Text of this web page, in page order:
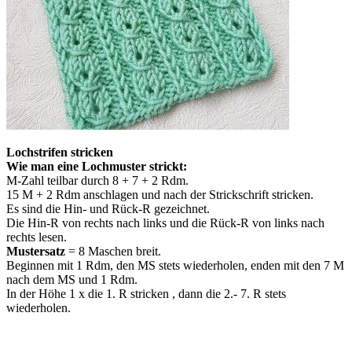
Lochstrifen stricken
Wie man eine Lochmuster strickt:
M-Zahl teilbar durch 8 + 7 + 2 Rdm.
15 M + 2 Rdm anschlagen und nach der Strickschrift stricken.
Es sind die Hin- und Rück-R gezeichnet.
Die Hin-R von rechts nach links und die Rück-R von links nach
rechts lesen.
Mustersatz = 8 Maschen breit.
Beginnen mit 1 Rdm, den MS stets wiederholen, enden mit den 7 M
nach dem MS und 1 Rdm.
In der Höhe 1 x die 1. R stricken , dann die 2.- 7. R stets
wiederholen.